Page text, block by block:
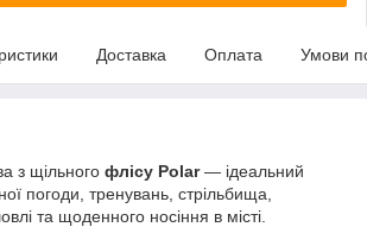
Доставка Оплата Умови
з щільного флісу Polar— ідеальний
погоди, тренувань, стрільбища,
та щоденного носіння в місті.